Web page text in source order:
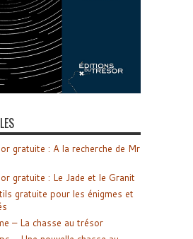
gratuite : A la recherche de Mr
gratuite : Le Jade et le Granit
gratuite pour les énigmes et
– La chasse au trésor